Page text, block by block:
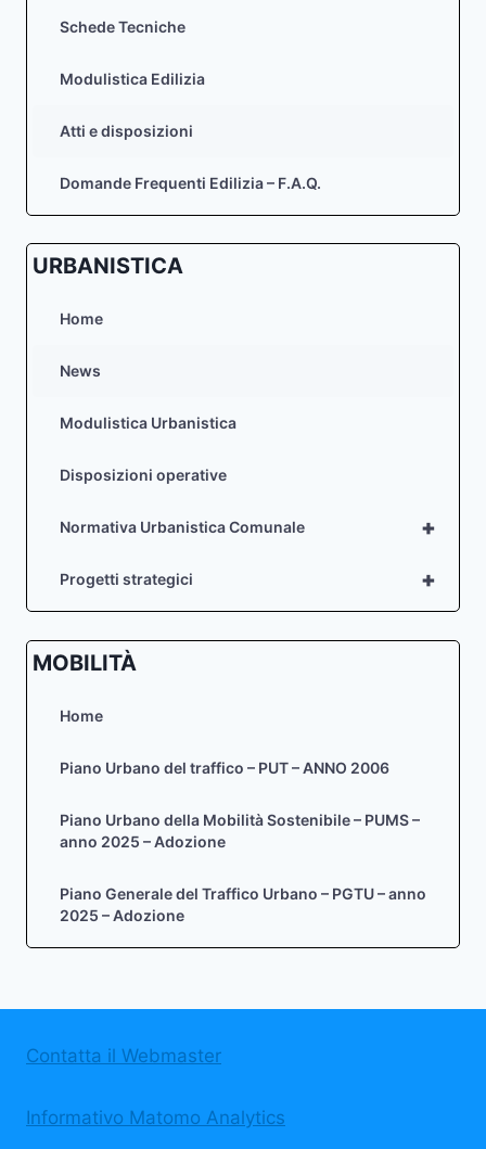
Schede Tecniche
Modulistica Edilizia
Atti e disposizioni
Domande Frequenti Edilizia – F.A.Q.
URBANISTICA
Home
News
Modulistica Urbanistica
Disposizioni operative
+
Normativa Urbanistica Comunale
+
Progetti strategici
MOBILITÀ
Home
Piano Urbano del traffico – PUT – ANNO 2006
Piano Urbano della Mobilità Sostenibile – PUMS –
anno 2025 – Adozione
Piano Generale del Traffico Urbano – PGTU – anno
2025 – Adozione
Contatta il Webmaster
Informativo Matomo Analytics